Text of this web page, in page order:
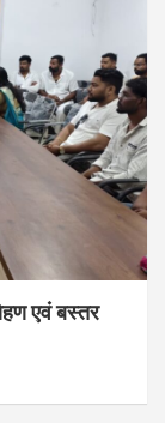
एवं बस्तर